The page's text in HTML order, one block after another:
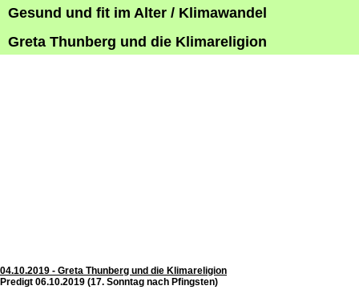
Gesund und fit im Alter / Klimawandel
Greta Thunberg und die Klimareligion
04.10.2019 - Greta Thunberg und die Klimareligion
Predigt 06.10.2019 (17. Sonntag nach Pfingsten)